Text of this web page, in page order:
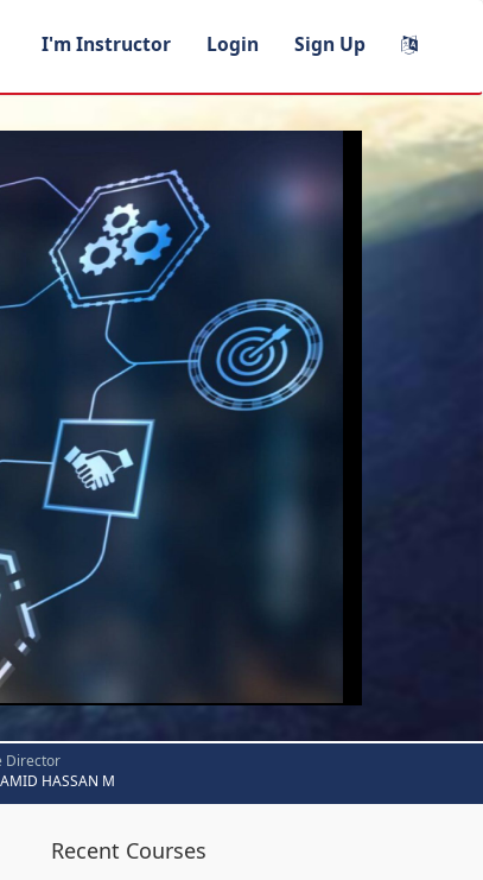
I'm Instructor Login Sign Up
Director
HASSAN M
Recent Courses